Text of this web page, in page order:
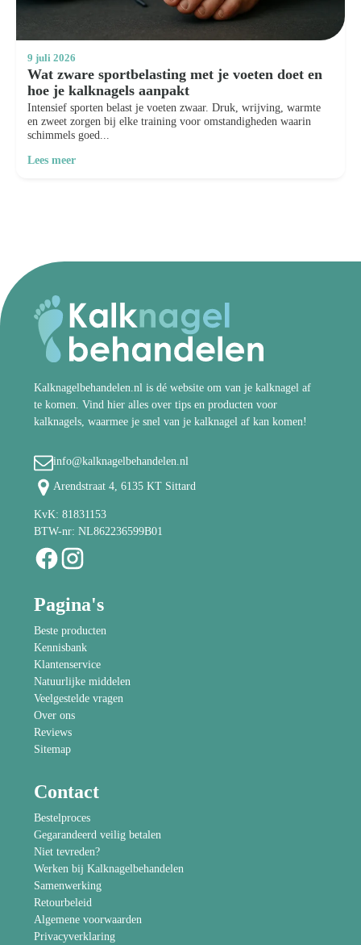
9 juli 2026
Wat zware sportbelasting met je voeten doet en
hoe je kalknagels aanpakt
Intensief sporten belast je voeten zwaar. Druk, wrijving, warmte
en zweet zorgen bij elke training voor omstandigheden waarin
schimmels goed...
Lees meer
Kalknagelbehandelen.nl is dé website om van je kalknagel af
te komen. Vind hier alles over tips en producten voor
kalknagels, waarmee je snel van je kalknagel af kan komen!
info@kalknagelbehandelen.nl
Arendstraat 4, 6135 KT Sittard
KvK: 81831153
BTW-nr: NL862236599B01
Pagina's
Beste producten
Kennisbank
Klantenservice
Natuurlijke middelen
Veelgestelde vragen
Over ons
Reviews
Sitemap
Contact
Bestelproces
Gegarandeerd veilig betalen
Niet tevreden?
Werken bij Kalknagelbehandelen
Samenwerking
Retourbeleid
Algemene voorwaarden
Privacyverklaring